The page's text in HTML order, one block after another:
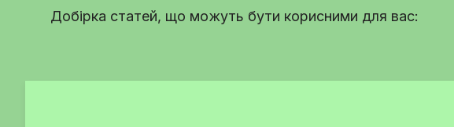
Добірка статей, що можуть бути корисними для вас: